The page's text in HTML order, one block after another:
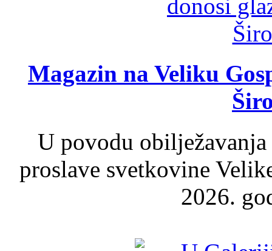
Magazin na Veliku
U povodu
proslave svetkovine
2026.